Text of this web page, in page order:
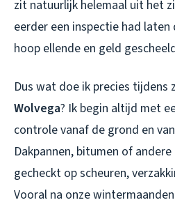
zit natuurlijk helemaal uit het
eerder een inspectie had
hoop ellende en geld
Dus wat doe ik precies tijdens
Wolvega? Ik begin altijd met
controle vanaf de grond en
Dakpannen, bitumen of andere
gecheckt op scheuren,
Vooral na onze